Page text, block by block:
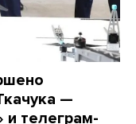
—
и телеграм-